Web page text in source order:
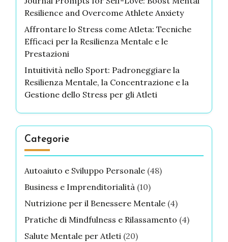
Resilience and Overcome Athlete Anxiety
Affrontare lo Stress come Atleta: Tecniche
Efficaci per la Resilienza Mentale e le
Prestazioni
Intuitività nello Sport: Padroneggiare la
Resilienza Mentale, la Concentrazione e la
Gestione dello Stress per gli Atleti
Categorie
Autoaiuto e Sviluppo Personale (48)
Business e Imprenditorialità (10)
Nutrizione per il Benessere Mentale (4)
Pratiche di Mindfulness e Rilassamento (4)
Salute Mentale per Atleti (20)